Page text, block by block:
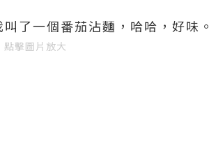
了一個番茄沾麵，哈哈，好味。
點擊圖片放大